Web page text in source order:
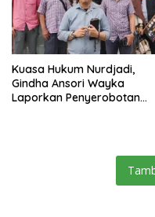
Kuasa Hukum Nurdjadi,
Gindha Ansori Wayka
Laporkan Penyerobotan